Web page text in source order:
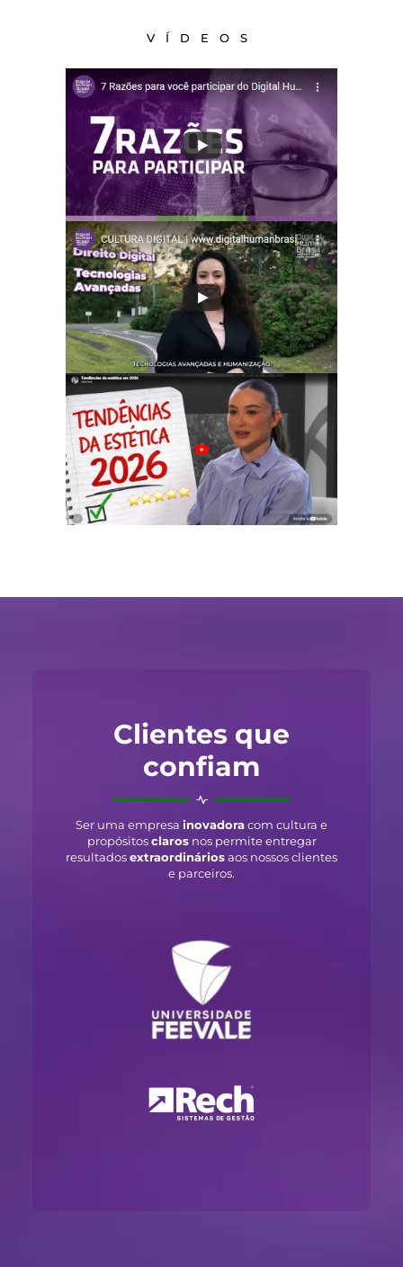
VÍDEOS
Clientes que
confiam
Ser uma empresa inovadoracom cultura e
propósitosclarosnos permite entregar
resultadosextraordináriosaos nossos clientes
e parceiros.